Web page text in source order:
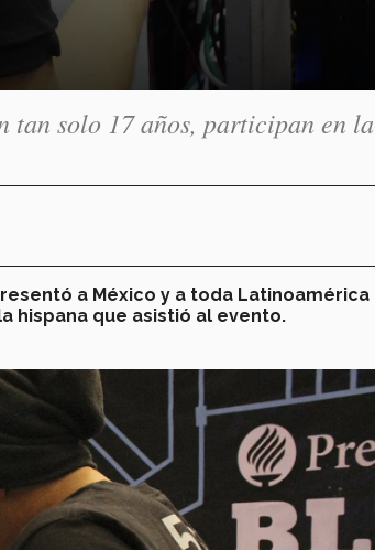
tan solo 17 años, participan en la
a México y a toda Latinoamérica
hispana que asistió al evento.